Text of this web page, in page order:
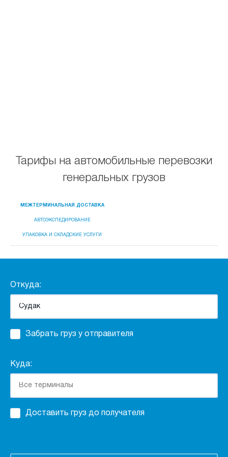
Тарифы на автомобильные перевозки
генеральных грузов
МЕЖТЕРМИНАЛЬНАЯ ДОСТАВКА
АВТОЭКСПЕДИРОВАНИЕ
УПАКОВКА И СКЛАДСКИЕ УСЛУГИ
Откуда:
Забрать груз у отправителя
Куда:
Доставить груз до получателя